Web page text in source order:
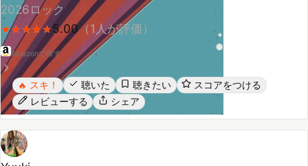
★
★★
★★
★ ★
★★
★5.00（ 1人が評価）
Amazonで探す
🔥スキ！ 聴いた
レビューする
シェア
Yuuki
2026-05-06